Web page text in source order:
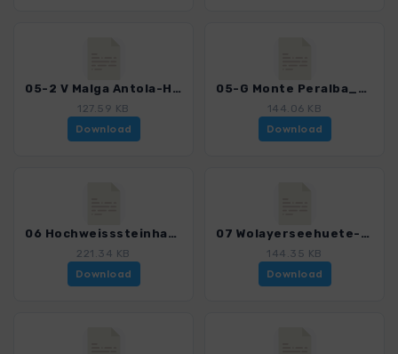
05-2 V Malga Antola-Hochweisssteinhaus_4404_3.gpx
127.59 KB
Download
05-G Monte Peralba_4404_3.gpx
144.06 KB
Download
06 Hochweisssteinhaus-Wolayerseehuette_4404_3.gpx
221.34 KB
Download
07 Wolayerseehuete-Ghf Valentinalm_4404_3.gpx
144.35 KB
Download